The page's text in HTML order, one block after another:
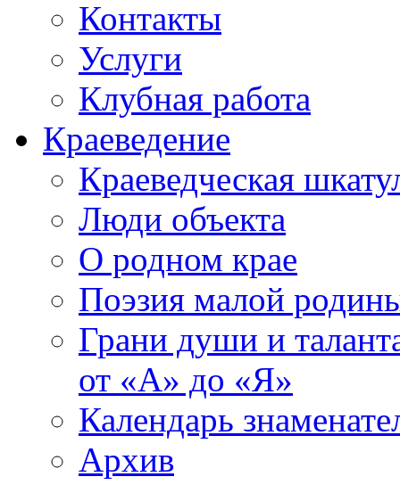
Контакты
Услуги
Клубная работа
Краеведение
Краеведческая
Люди объекта
О родном крае
Поэзия малой
Грани души и
от «А» до «Я»
Календарь
Архив